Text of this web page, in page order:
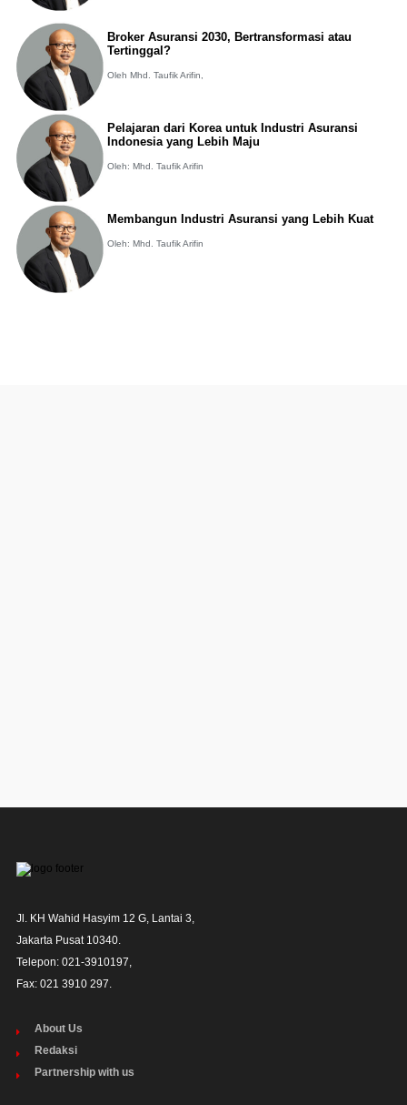
Broker Asuransi 2030, Bertransformasi atau
Tertinggal?
Oleh Mhd. Taufik Arifin,
Pelajaran dari Korea untuk Industri Asuransi
Indonesia yang Lebih Maju
Oleh: Mhd. Taufik Arifin
Membangun Industri Asuransi yang Lebih Kuat
Oleh: Mhd. Taufik Arifin
Jl. KH Wahid Hasyim 12 G, Lantai 3,
Jakarta Pusat 10340.
Telepon: 021-3910197,
Fax: 021 3910 297.
About Us
Redaksi
Partnership with us